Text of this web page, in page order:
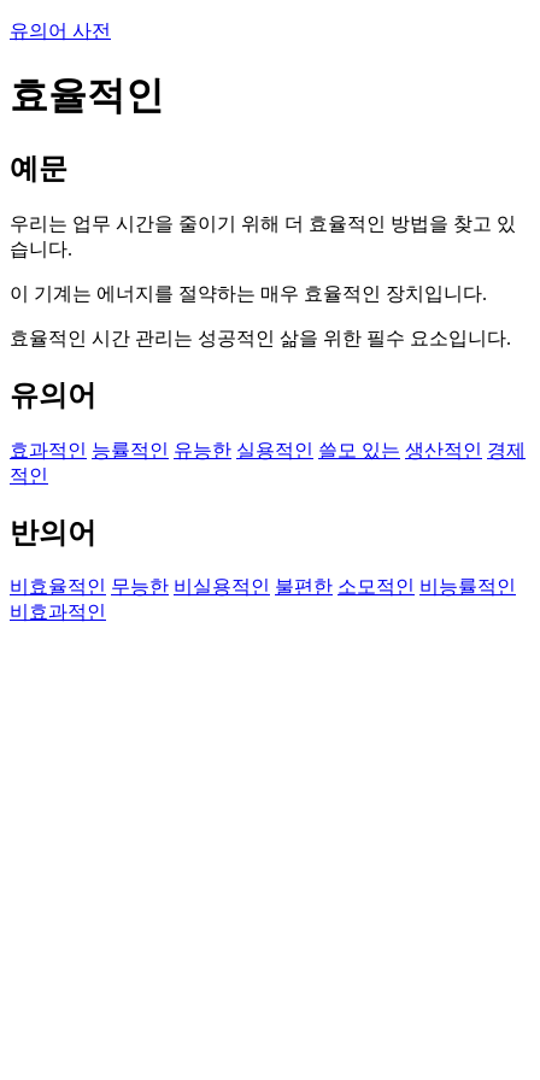
유의어 사전
효율적인
예문
우리는 업무 시간을 줄이기 위해 더 효율적인 방법을 찾고 있
습니다.
이 기계는 에너지를 절약하는 매우 효율적인 장치입니다.
효율적인 시간 관리는 성공적인 삶을 위한 필수 요소입니다.
유의어
효과적인 능률적인 유능한 실용적인 쓸모 있는 생산적인 경제
적인
반의어
비효율적인 무능한 비실용적인 불편한 소모적인 비능률적인
비효과적인